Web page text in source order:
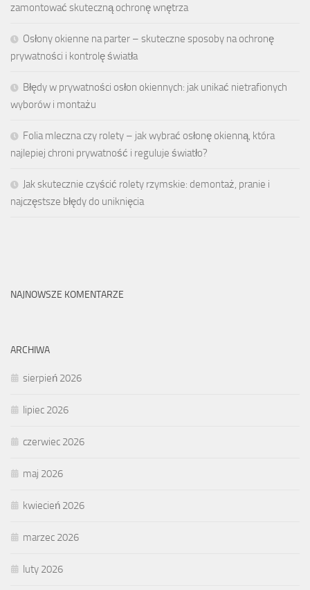
zamontować skuteczną ochronę wnętrza
Osłony okienne na parter – skuteczne sposoby na ochronę
prywatności i kontrolę światła
Błędy w prywatności osłon okiennych: jak unikać nietrafionych
wyborów i montażu
Folia mleczna czy rolety – jak wybrać osłonę okienną, która
najlepiej chroni prywatność i reguluje światło?
Jak skutecznie czyścić rolety rzymskie: demontaż, pranie i
najczęstsze błędy do uniknięcia
NAJNOWSZE KOMENTARZE
ARCHIWA
sierpień 2026
lipiec 2026
czerwiec 2026
maj 2026
kwiecień 2026
marzec 2026
luty 2026